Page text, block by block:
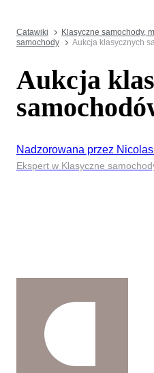
Catawiki Klasyczne samochody,
samochody
Aukcja klasycznych
Aukcja
Nadzorowana przez Nicolas
Ekspert w Klasyczne